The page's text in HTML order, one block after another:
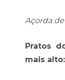
Açorda
Pratos
mais alto: